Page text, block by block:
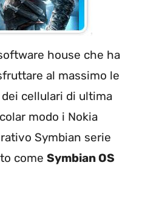
house che ha
al massimo le
cellulari di ultima
modo i Nokia
Symbian serie
come Symbian OS